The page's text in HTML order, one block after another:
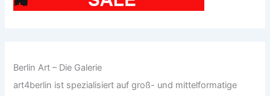
Berlin Art – Die Galerie
art4berlin ist spezialisiert auf groß- und mittelformatige